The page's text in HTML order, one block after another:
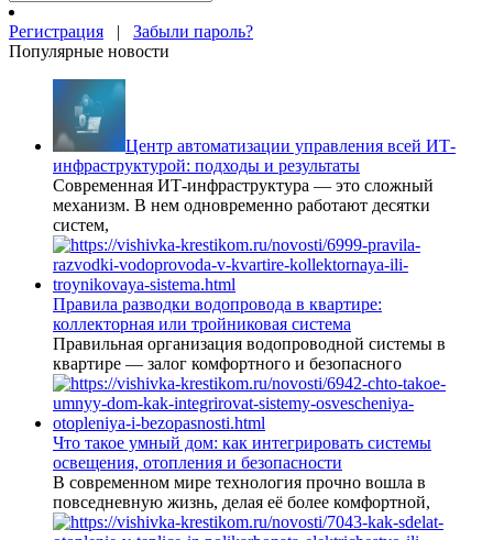
Регистрация | Забыли пароль?
Популярные новости
Центр автоматизации управления всей ИТ-
инфраструктурой: подходы и результаты
Современная ИТ-инфраструктура — это сложный
механизм. В нем одновременно работают десятки
систем,
Правила разводки водопровода в квартире:
коллекторная или тройниковая система
Правильная организация водопроводной системы в
квартире — залог комфортного и безопасного
Что такое умный дом: как интегрировать системы
освещения, отопления и безопасности
В современном мире технология прочно вошла в
повседневную жизнь, делая её более комфортной,